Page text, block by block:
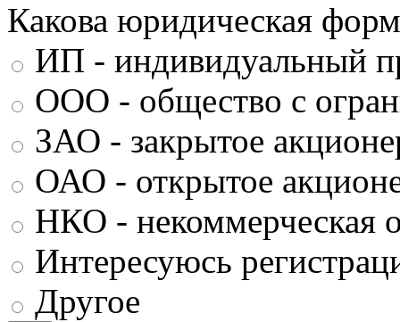
Какова юридическая
ИП - индивидуальный
ООО - общество с
ЗАО - закрытое
ОАО - открытое
НКО - некоммерческая
Интересуюсь
Другое